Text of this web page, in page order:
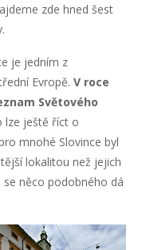
zde hned šest
je jedním z
Evropě. V roce
Světového
lze ještě říct o
mnohé Slovince byl
lokalitou než jejich
něco podobného dá